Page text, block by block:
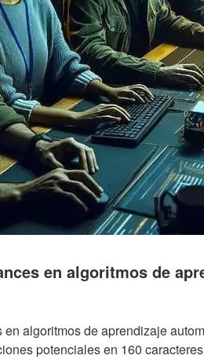
en algoritmos de
algoritmos de aprendizaje
potenciales en 160